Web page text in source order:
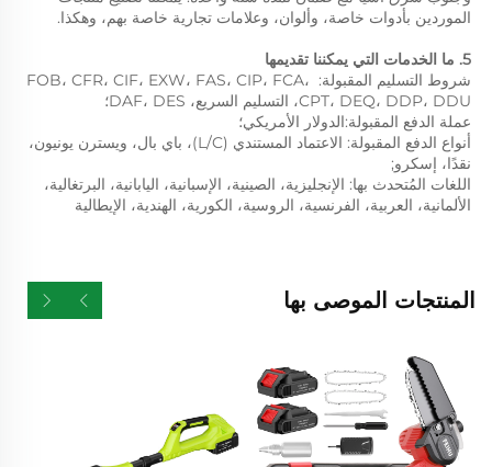
الموردين بأدوات خاصة، وألوان، وعلامات تجارية خاصة بهم، وهكذا.
5. ما الخدمات التي يمكننا تقديمها
شروط التسليم المقبولة: FOB، CFR، CIF، EXW، FAS، CIP، FCA،
CPT، DEQ، DDP، DDU، التسليم السريع، DAF، DES؛
عملة الدفع المقبولة:الدولار الأمريكي؛
نقدًا، إسكرو;
الألمانية، العربية، الفرنسية، الروسية، الكورية، الهندية، الإيطالية
المنتجات الموصى بها